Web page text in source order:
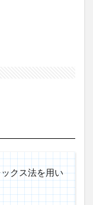
クス法を用い